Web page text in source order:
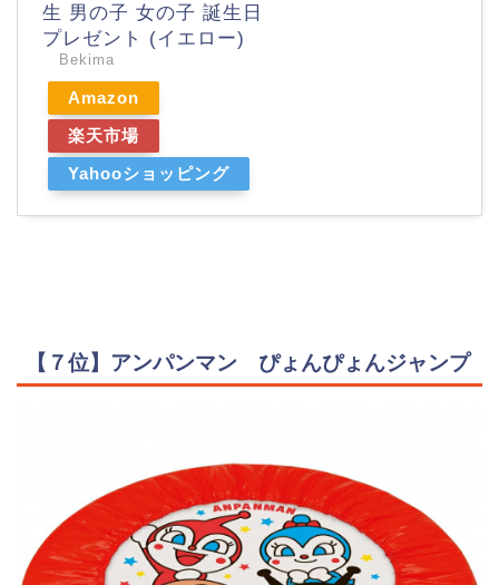
生 男の子 女の子 誕生日
プレゼント (イエロー)
Bekima
Amazon
楽天市場
Yahooショッピング
【７位】アンパンマン ぴょんぴょんジャンプ